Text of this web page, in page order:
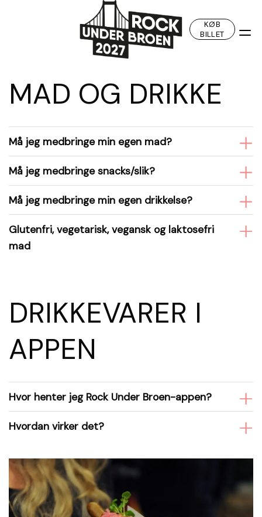
KØB
BILLET
MAD OG DRIKKE
Må jeg medbringe min egen mad?
Må jeg medbringe snacks/slik?
Må jeg medbringe min egen drikkelse?
Glutenfri, vegetarisk, vegansk og laktosefri
mad
DRIKKEVARER I
APPEN
Hvor henter jeg Rock Under Broen-appen?
Hvordan virker det?